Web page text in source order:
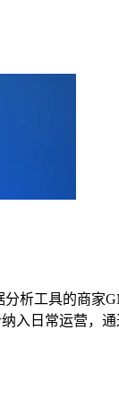
析工具的商家
日常运营，